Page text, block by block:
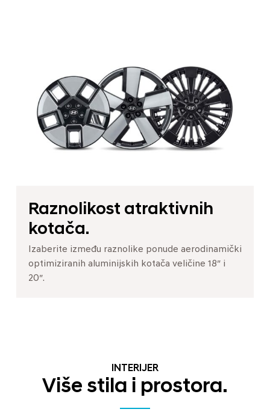
Raznolikost atraktivnih
kotača.
Izaberite između raznolike ponude aerodinamički
optimiziranih aluminijskih kotača veličine 18″ i
20″.
INTERIJER
Više stila i prostora.